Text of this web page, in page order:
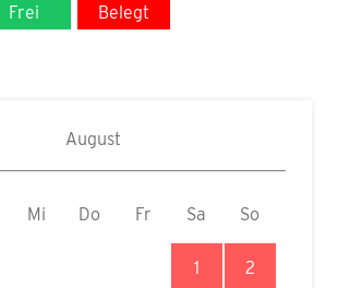
Frei Belegt
August
Mi Do Fr Sa So
1 2